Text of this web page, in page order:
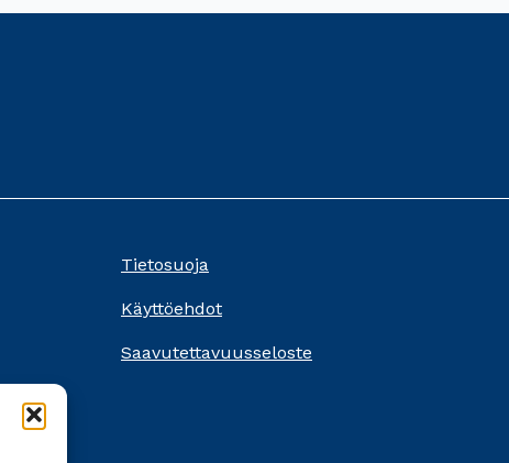
Tietosuoja
Käyttöehdot
Saavutettavuusseloste